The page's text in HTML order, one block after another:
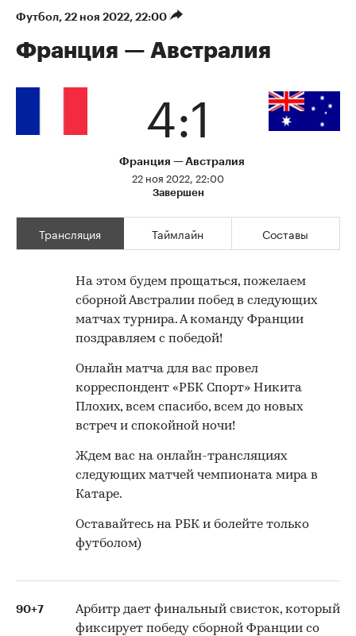
Футбол⁠, 22 ноя 2022, 22:00
Франция — Австралия
4:1
Франция
Завершен
22 ноя 2022, 22:00
Австралия
Трансляция Таймлайн Составы
На этом будем прощаться, пожелаем
сборной Австралии побед в следующих
матчах турнира. А команду Франции
поздравляем с победой!
Онлайн матча для вас провел
корреспондент «РБК Спорт» Никита
Плохих, всем спасибо, всем до новых
встреч и спокойной ночи!
Ждем вас на онлайн-трансляциях
следующих матчей чемпионата мира в
Катаре.
Оставайтесь на РБК и болейте только
футболом)
90+7
Арбитр дает финальный свисток, который
фиксирует победу сборной Франции со